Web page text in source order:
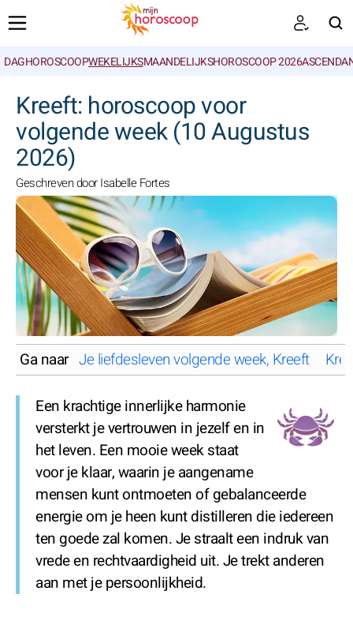
DAGHOROSCOOPWEKELIJKSMAANDELIJKSHOROSCOOP 2026
Kreeft: horoscoop voor
volgende week (10 Augustus
2026)
Geschreven door Isabelle Fortes
Ga naar Je liefdesleven volgende week, Kreeft
Een krachtige innerlijke harmonie
versterkt je vertrouwen in jezelf en in
het leven. Een mooie week staat
voor je klaar, waarin je aangename
mensen kunt ontmoeten of gebalanceerde
energie om je heen kunt distilleren die iedereen
ten goede zal komen. Je straalt een indruk van
vrede en rechtvaardigheid uit. Je trekt anderen
aan met je persoonlijkheid.